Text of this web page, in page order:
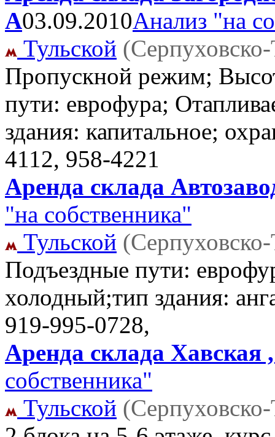
А03.09.2010Анализ "на
Тульской
Пропускной режим;
пути: еврофура;
здания: капитальное;
4112, 958-4221
Аренда склада
"на собственника"
Тульской
Подъездные пути:
холодный;тип здания:
919-995-0728,
Аренда склада Хавская
собственника"
Тульской